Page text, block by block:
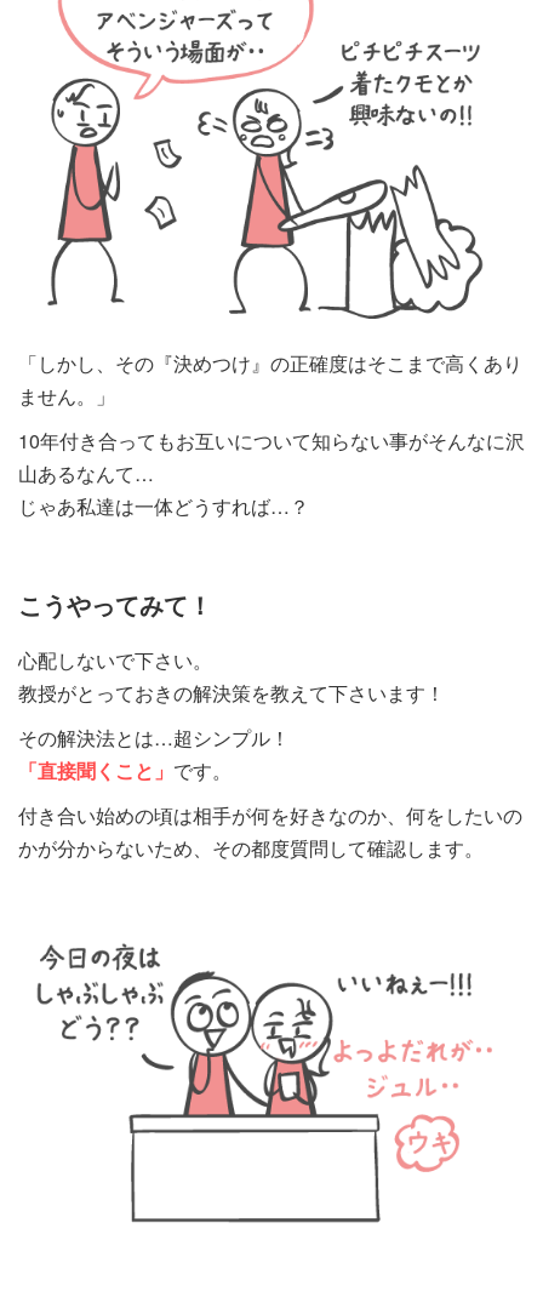
「しかし、その『決めつけ』の正確度はそこまで高くあり
ません。」
10年付き合ってもお互いについて知らない事がそんなに沢
山あるなんて…
じゃあ私達は一体どうすれば…？
こうやってみて！
心配しないで下さい。
教授がとっておきの解決策を教えて下さいます！
その解決法とは…超シンプル！
「直接聞くこと」 です。
付き合い始めの頃は相手が何を好きなのか、何をしたいの
かが分からないため、その都度質問して確認します。